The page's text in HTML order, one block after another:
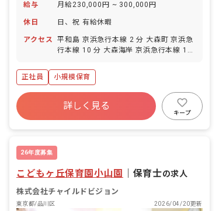
給与 月給230,000円 ~ 300,000円
休日 日、祝 有給休暇
アクセス
平和島 京浜急行本線 2 分 大森町 京浜急
行本線 10 分 大森海岸 京浜急行本線 12
大森（東京） JR京浜東北・根岸線 17 分
正社員 小規模保育
詳しく見る
キープ
26年度募集
こどもヶ丘保育園小山園 保育士の求人
株式会社チャイルドビジョン
東京都/品川区 2026/04/20更新